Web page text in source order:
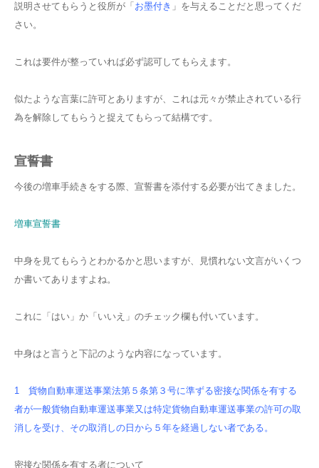
説明させてもらうと役所が「 お墨付き 」を与えることだと思ってくだ
さい。
これは要件が整っていれば必ず認可してもらえます。
似たような言葉に許可とありますが、これは元々が禁止されている行
為を解除してもらうと捉えてもらって結構です。
宣誓書
今後の増車手続きをする際、宣誓書を添付する必要が出てきました。
増車宣誓書
中身を見てもらうとわかるかと思いますが、見慣れない文言がいくつ
か書いてありますよね。
これに「はい」か「いいえ」のチェック欄も付いています。
中身はと言うと下記のような内容になっています。
1 貨物自動車運送事業法第５条第３号に準ずる密接な関係を有する
者が一般貨物自動車運送事業又は特定貨物自動車運送事業の許可の取
消しを受け、その取消しの日から５年を経過しない者である。
密接な関係を有する者について